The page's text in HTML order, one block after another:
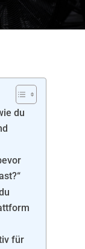
du
für